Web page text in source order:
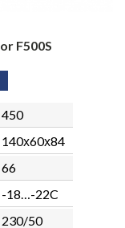
F500S
450
140х60х84
66
-18…-22C
230/50